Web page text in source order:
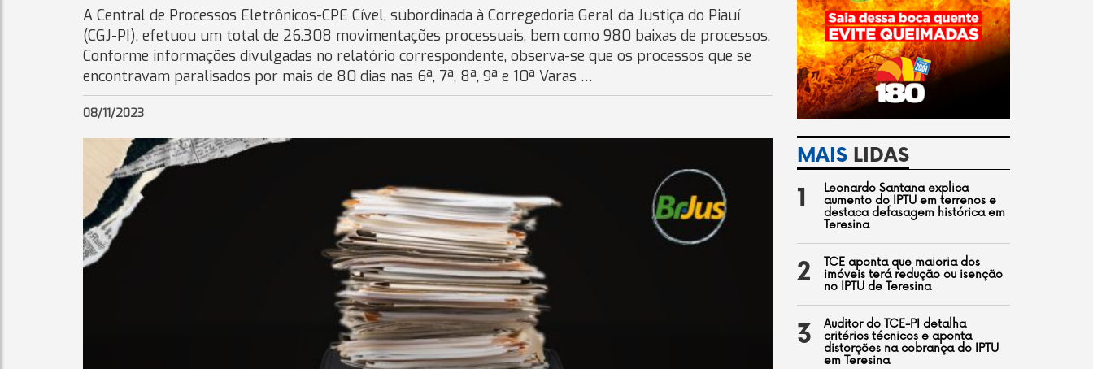
A Central de Processos Eletrônicos-CPE Cível, subordinada à Corregedoria Geral da Justiça do Piauí
(CGJ-PI), efetuou um total de 26.308 movimentações processuais, bem como 980 baixas de processos.
Conforme informações divulgadas no relatório correspondente, observa-se que os processos que se
encontravam paralisados por mais de 80 dias nas 6ª, 7ª, 8ª, 9ª e 10ª Varas …
08/11/2023
MAISLIDAS
1
Leonardo Santana explica
aumento do IPTU em terrenos e
destaca defasagem histórica em
Teresina
2
TCE aponta que maioria dos
imóveis terá redução ou isenção
no IPTU de Teresina
3
Auditor do TCE-PI detalha
critérios técnicos e aponta
distorções na cobrança do IPTU
em Teresina